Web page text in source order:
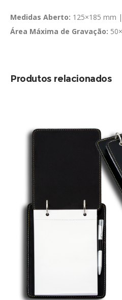
Medidas Aberto: 125×185 mm |
Área Máxima de Gravação:
Produtos relacionados